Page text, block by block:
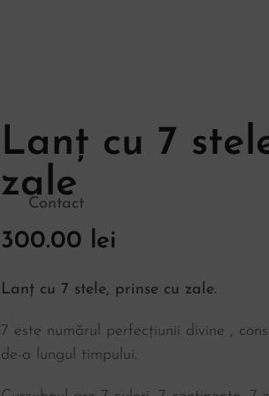
Contact
Lanț cu 7
zale
300.00 lei
Lanț cu 7 stele, prinse cu zale.
7 este numărul perfecțiunii divine ,
de-a lungul timpului.